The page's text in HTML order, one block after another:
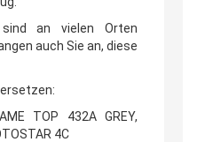
sind an vielen Orten
auch Sie an, diese
TOP 432A GREY,
4C